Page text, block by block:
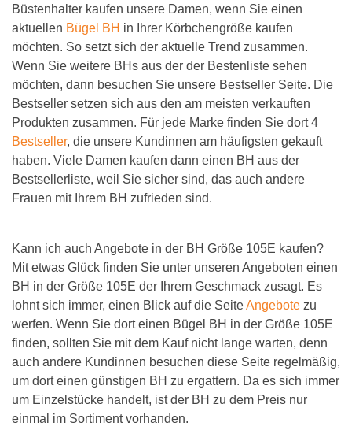
Büstenhalter kaufen unsere Damen, wenn Sie einen
aktuellen Bügel BH in Ihrer Körbchengröße kaufen
möchten. So setzt sich der aktuelle Trend zusammen.
Wenn Sie weitere BHs aus der der Bestenliste sehen
möchten, dann besuchen Sie unsere Bestseller Seite. Die
Bestseller setzen sich aus den am meisten verkauften
Produkten zusammen. Für jede Marke finden Sie dort 4
Bestseller, die unsere Kundinnen am häufigsten gekauft
haben. Viele Damen kaufen dann einen BH aus der
Bestsellerliste, weil Sie sicher sind, das auch andere
Frauen mit Ihrem BH zufrieden sind.
Kann ich auch Angebote in der BH Größe 105E kaufen?
Mit etwas Glück finden Sie unter unseren Angeboten einen
BH in der Größe 105E der Ihrem Geschmack zusagt. Es
lohnt sich immer, einen Blick auf die SeiteAngebote zu
werfen. Wenn Sie dort einen Bügel BH in der Größe 105E
finden, sollten Sie mit dem Kauf nicht lange warten, denn
auch andere Kundinnen besuchen diese Seite regelmäßig,
um dort einen günstigen BH zu ergattern. Da es sich immer
um Einzelstücke handelt, ist der BH zu dem Preis nur
einmal im Sortiment vorhanden.